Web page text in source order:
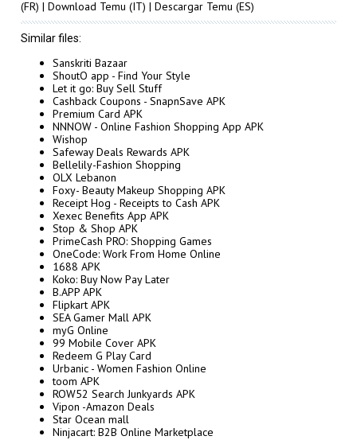
(FR) | Download Temu (IT) | Descargar Temu (ES)
Similar files:
Sanskriti Bazaar
ShoutO app - Find Your Style
Let it go: Buy Sell Stuff
Cashback Coupons - SnapnSave APK
Premium Card APK
NNNOW - Online Fashion Shopping App APK
Wishop
Safeway Deals Rewards APK
Bellelily-Fashion Shopping
OLX Lebanon
Foxy- Beauty Makeup Shopping APK
Receipt Hog - Receipts to Cash APK
Xexec Benefits App APK
Stop & Shop APK
PrimeCash PRO: Shopping Games
OneCode: Work From Home Online
1688 APK
Koko: Buy Now Pay Later
B.APP APK
Flipkart APK
SEA Gamer Mall APK
myG Online
99 Mobile Cover APK
Redeem G Play Card
Urbanic - Women Fashion Online
toom APK
ROW52 Search Junkyards APK
Vipon -Amazon Deals
Star Ocean mall
Ninjacart: B2B Online Marketplace